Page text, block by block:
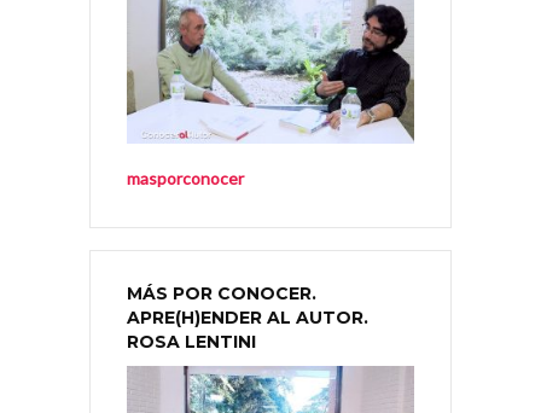
masporconocer
MÁS POR CONOCER.
APRE(H)ENDER AL AUTOR.
ROSA LENTINI